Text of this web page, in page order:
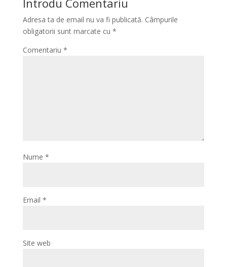
Introdu Comentariu
Adresa ta de email nu va fi publicată. Câmpurile
obligatorii sunt marcate cu *
Comentariu *
Nume *
Email *
Site web